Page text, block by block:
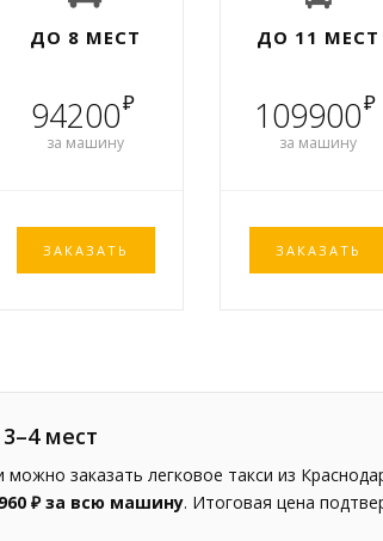
ДО 8 МЕСТ
94200₽
за машину
ЗАКАЗАТЬ
ДО 11 МЕСТ
109900₽
за машину
ЗАКАЗАТЬ
мест
заказать легковое такси из
₽ за всю машину. Итоговая цена